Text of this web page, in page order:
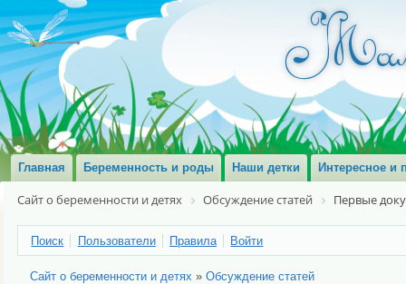
Главная Беременность и роды Наши детки Интересное и
Сайт о беременности и детях Обсуждение статей Первые
Поиск Пользователи Правила Войти
Сайт о беременности и детях »Обсуждение статей